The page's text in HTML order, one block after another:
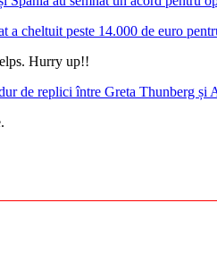
a cheltuit peste 14.000 de euro
Hurry up!!
de replici între Greta Thunberg și